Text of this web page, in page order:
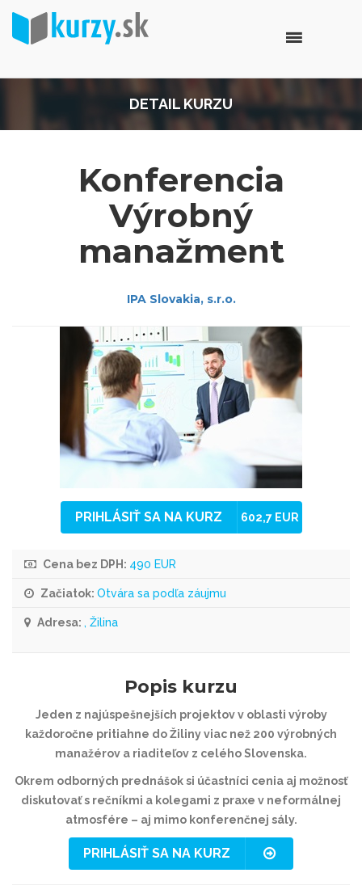
DETAIL KURZU
Konferencia
Výrobný
manažment
IPA Slovakia, s.r.o.
PRIHLÁSIŤ SA NA KURZ 602,7 EUR
Cena bez DPH: 490 EUR
Začiatok: Otvára sa podľa záujmu
Adresa: , Žilina
Popis kurzu
Jeden z najúspešnejších projektov v oblasti výroby
každoročne pritiahne do Žiliny viac než 200 výrobných
manažérov a riaditeľov z celého Slovenska.
Okrem odborných prednášok si účastníci cenia aj možnosť
diskutovať s rečníkmi a kolegami z praxe v neformálnej
atmosfére – aj mimo konferenčnej sály.
PRIHLÁSIŤ SA NA KURZ